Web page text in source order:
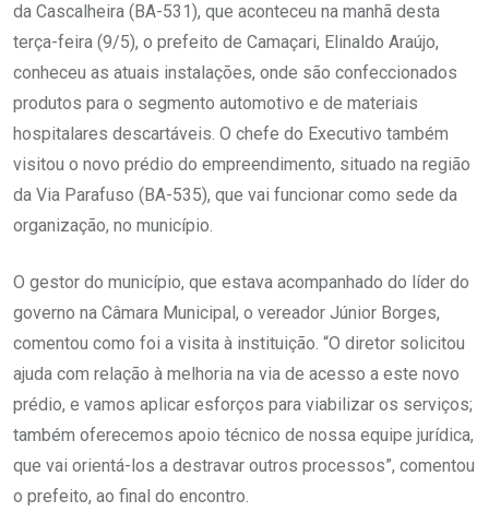
da Cascalheira (BA-531), que aconteceu na manhã desta
terça-feira (9/5), o prefeito de Camaçari, Elinaldo Araújo,
conheceu as atuais instalações, onde são confeccionados
produtos para o segmento automotivo e de materiais
hospitalares descartáveis. O chefe do Executivo também
visitou o novo prédio do empreendimento, situado na região
da Via Parafuso (BA-535), que vai funcionar como sede da
organização, no município.
O gestor do município, que estava acompanhado do líder do
governo na Câmara Municipal, o vereador Júnior Borges,
comentou como foi a visita à instituição. “O diretor solicitou
ajuda com relação à melhoria na via de acesso a este novo
prédio, e vamos aplicar esforços para viabilizar os serviços;
também oferecemos apoio técnico de nossa equipe jurídica,
que vai orientá-los a destravar outros processos”, comentou
o prefeito, ao final do encontro.